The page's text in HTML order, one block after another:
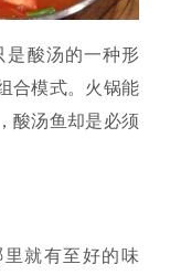
是酸汤的一种形
合模式。火锅能
酸汤鱼却是必须
就有至好的味